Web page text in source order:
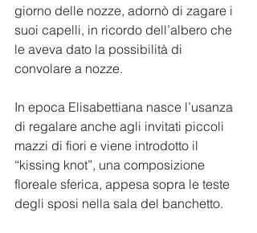
giorno delle nozze, adornò di zagare i
suoi capelli, in ricordo dell’albero che
le aveva dato la possibilità di
convolare a nozze.
In epoca Elisabettiana nasce l’usanza
di regalare anche agli invitati piccoli
mazzi di fiori e viene introdotto il
“kissing knot”, una composizione
floreale sferica, appesa sopra le teste
degli sposi nella sala del banchetto.